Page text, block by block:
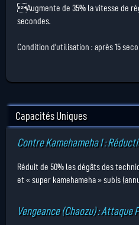
Augmente de 35% la vitesse de
secondes.
Condition d'utilisation : après 15
Capacités Uniques
Contre Kamehameha I :
Réduit de 50% les dégâts des
et « super kamehameha » subis
Vengeance (Chaozu) : Attaque